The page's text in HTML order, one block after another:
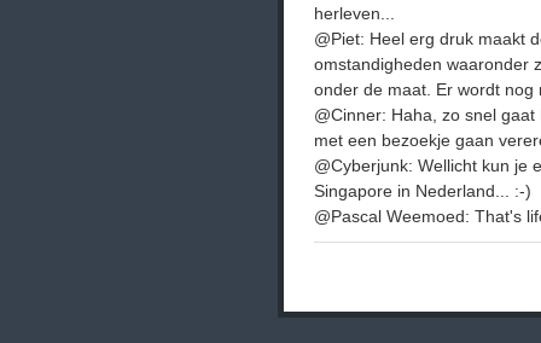
herleven...
@Piet: Heel erg druk maakt
omstandigheden waaronder
onder de maat. Er wordt
@Cinner: Haha, zo snel
met een bezoekje gaan
@Cyberjunk: Wellicht kun je
Singapore in Nederland... :-)
@Pascal Weemoed: That's